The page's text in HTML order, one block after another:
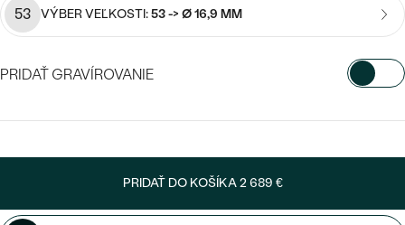
PODĽA TVARU DRAHOKAMU
NA MIERU
DIAMANTY
náušnice
Personalizované
prívesky
Najpredávanejšie
prstene
53 VÝBER VEĽKOSTI:53 -> Ø 16,9 MM
PRIDAŤ GRAVÍROVANIE
PRIDAŤ DO KOŠÍKA2 689 €